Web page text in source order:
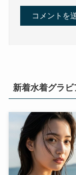
新着水着グラビ